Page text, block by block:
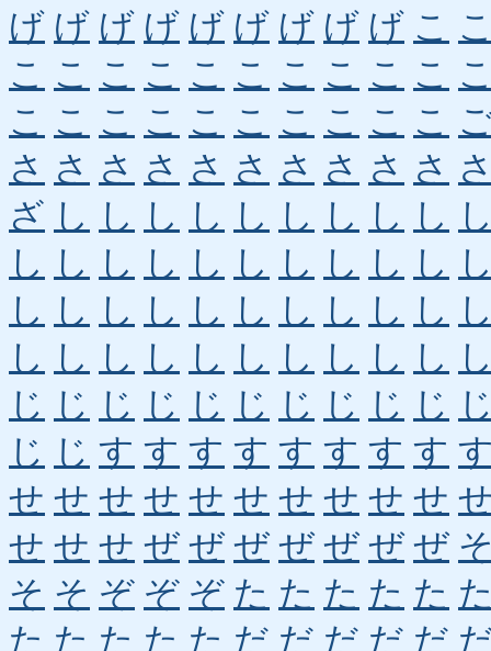
げ げ げ げ げ げ げ げ げ こ
こ こ こ こ こ こ こ こ こ こ
こ こ こ こ こ こ こ こ こ こ
さ さ さ さ さ さ さ さ さ さ
ざ し し し し し し し し し
し し し し し し し し し し
し し し し し し し し し し
し し し し し し し し し し
じ じ じ じ じ じ じ じ じ じ
じ じ す す す す す す す す
せ せ せ せ せ せ せ せ せ せ
せ せ せ ぜ ぜ ぜ ぜ ぜ ぜ ぜ
そ そ ぞ ぞ ぞ た た た た た
た た た た た だ だ だ だ だ